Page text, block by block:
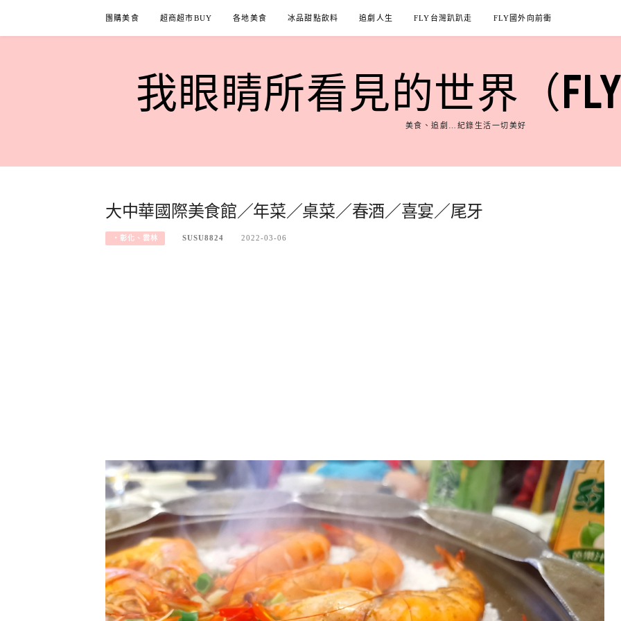
content
團購美食 超商超市BUY 各地美食 冰品甜點飲料 追劇人生 FLY台灣趴趴走 FLY國外向前衝
我眼睛所看見的世界（
美食、追劇…紀錄生活一切美好
大中華國際美食館／年菜／桌菜／春酒／喜宴／尾牙
‧彰化、雲林 SUSU8824 2022-03-06